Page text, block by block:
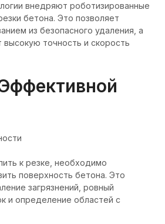
внедряют роботизированные
бетона. Это позволяет
из безопасного удаления, а
высокую точность и скорость
к резке, необходимо
поверхность бетона. Это
загрязнений, ровный
и определение областей с